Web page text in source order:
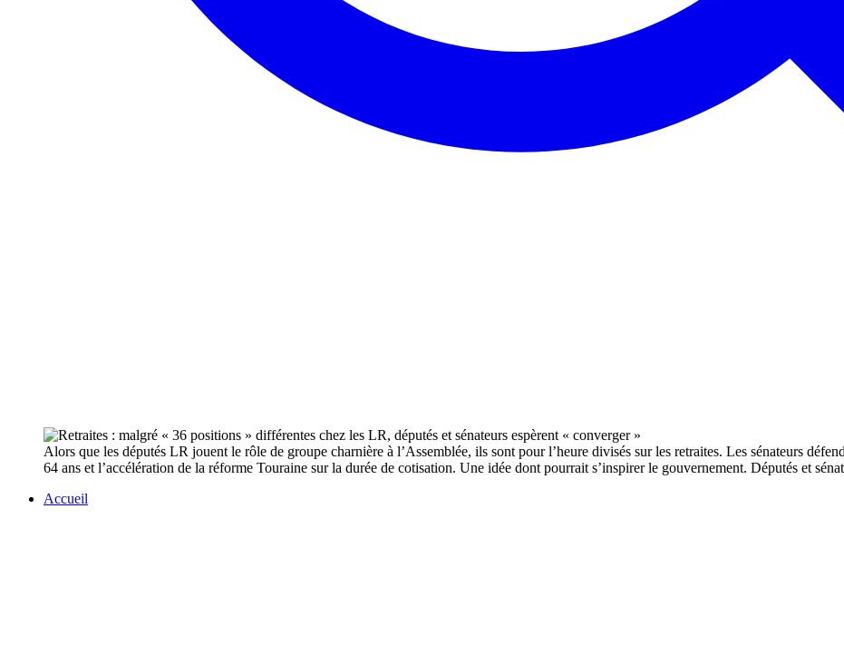
Alors que les députés LR jouent le rôle de groupe charnière à l’Assemblée, ils sont pour l’heure divisés sur les retraites. Les sénateurs
64 ans et l’accélération de la réforme Touraine sur la durée de cotisation. Une idée dont pourrait s’inspirer le gouvernement. Députés et
Accueil